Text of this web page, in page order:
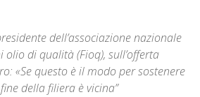
dell’associazione nazionale
di qualità (Fioq), sull’offerta
«Se questo è il modo per sostenere
della filiera è vicina”